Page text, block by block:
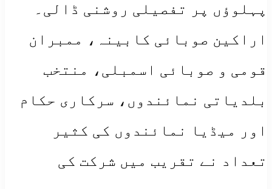
پہلوؤں پر تفصیلی روشنی ڈالی۔
اراکین صوبائی کابینہ، ممبران
قومی و صوبائی اسمبلی، منتخب
بلدیاتی نمائندوں، سرکاری حکام
اور میڈیا نمائندوں کی کثیر
تعداد نے تقریب میں شرکت کی